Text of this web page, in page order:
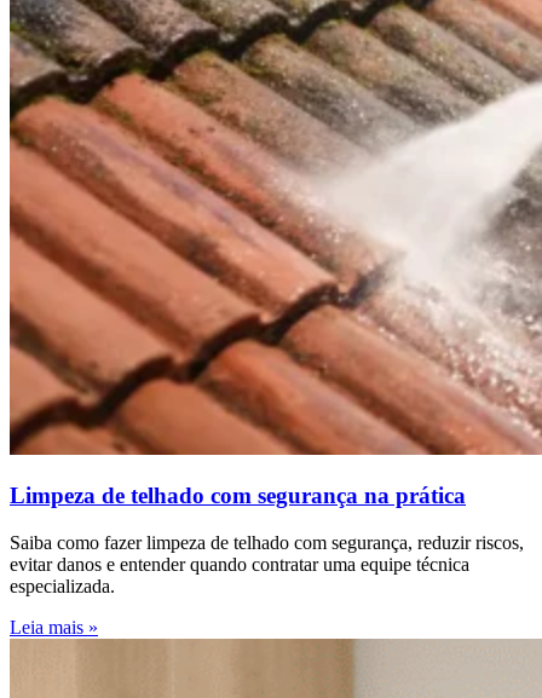
Limpeza de telhado com segurança na prática
Saiba como fazer limpeza de telhado com segurança, reduzir riscos,
evitar danos e entender quando contratar uma equipe técnica
especializada.
Leia mais »